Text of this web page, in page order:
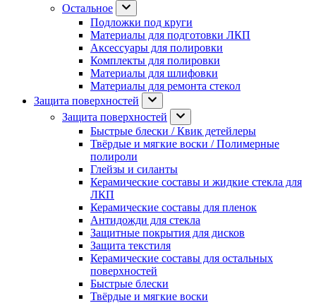
Остальное
Подложки под круги
Материалы для подготовки ЛКП
Аксессуары для полировки
Комплекты для полировки
Материалы для шлифовки
Материалы для ремонта стекол
Защита поверхностей
Защита поверхностей
Быстрые блески / Квик детейлеры
Твёрдые и мягкие воски / Полимерные
полироли
Глейзы и силанты
Керамические составы и жидкие стекла для
ЛКП
Керамические составы для пленок
Антидожди для стекла
Защитные покрытия для дисков
Защита текстиля
Керамические составы для остальных
поверхностей
Быстрые блески
Твёрдые и мягкие воски